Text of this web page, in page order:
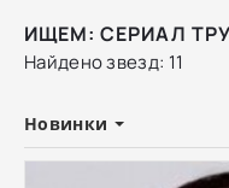
ИЩЕМ: СЕРИАЛ
Найдено звезд: 11
Новинки